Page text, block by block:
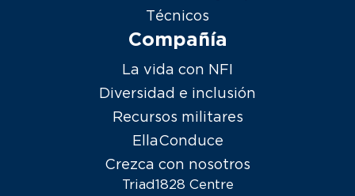
Triad1828 Centre
Técnicos
Compañía
La vida con NFI
Diversidad e inclusión
Recursos militares
EllaConduce
Crezca con nosotros